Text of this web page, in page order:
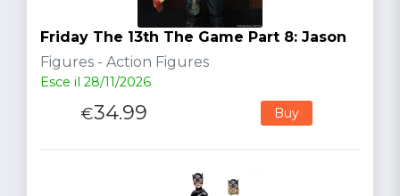
Friday The 13th The Game Part 8: Jason
Figures - Action Figures
Esce il 28/11/2026
€34.99 Buy